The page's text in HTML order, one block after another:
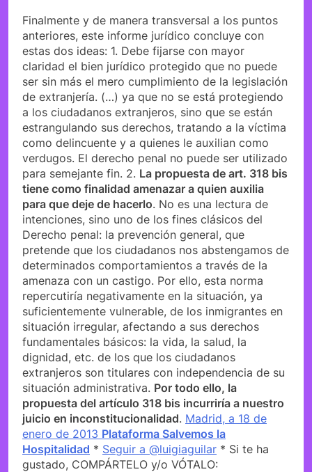
Finalmente y de manera transversal a los puntos
anteriores, este informe jurídico concluye con
estas dos ideas: 1. Debe fijarse con mayor
claridad el bien jurídico protegido que no puede
ser sin más el mero cumplimiento de la legislación
de extranjería. (…) ya que no se está protegiendo
a los ciudadanos extranjeros, sino que se están
estrangulando sus derechos, tratando a la víctima
como delincuente y a quienes le auxilian como
verdugos. El derecho penal no puede ser utilizado
para semejante fin. 2. La propuesta de art. 318 bis
tiene como finalidad amenazar a quien auxilia
para que deje de hacerlo. No es una lectura de
intenciones, sino uno de los fines clásicos del
Derecho penal: la prevención general, que
pretende que los ciudadanos nos abstengamos de
determinados comportamientos a través de la
amenaza con un castigo. Por ello, esta norma
repercutiría negativamente en la situación, ya
suficientemente vulnerable, de los inmigrantes en
situación irregular, afectando a sus derechos
fundamentales básicos: la vida, la salud, la
dignidad, etc. de los que los ciudadanos
extranjeros son titulares con independencia de su
situación administrativa. Por todo ello, la
propuesta del artículo 318 bis incurriría a nuestro
juicio en inconstitucionalidad. Madrid, a 18 de
enero de 2013 Plataforma Salvemos la
Hospitalidad * Seguir a @luigiaguilar * Si te ha
gustado, COMPÁRTELO y/o VÓTALO: